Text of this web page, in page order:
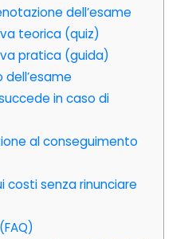
dell’esame
teorica (quiz)
pratica (guida)
in caso di
al conseguimento
costi senza rinunciare